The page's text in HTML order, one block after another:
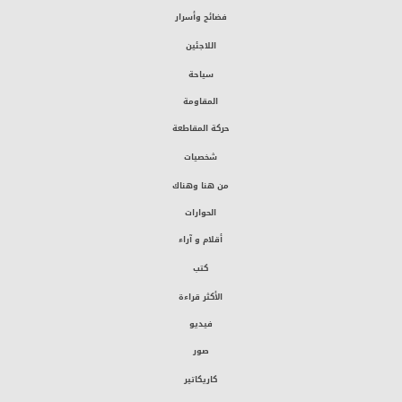
فضائح وأسرار
اللاجئين
سياحة
المقاومة
حركة المقاطعة
شخصيات
من هنا وهناك
الحوارات
أقلام و آراء
كتب
الأكثر قراءة
فيديو
صور
كاريكاتير